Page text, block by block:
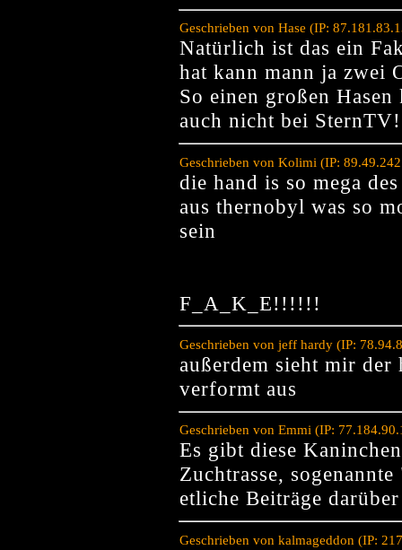
Geschrieben von Hase (IP:
Natürlich ist das ein
hat kann mann ja zwei
So einen großen
auch nicht bei
Geschrieben von Kolimi (IP:
die hand is so mega
aus thernobyl was so
sein
F_A_K_E!!!!!!
Geschrieben von jeff hardy (IP:
außerdem sieht mir der
verformt aus
Geschrieben von Emmi (IP:
Es gibt diese
Zuchtrasse,
etliche Beiträge
Geschrieben von kalmageddon (IP: